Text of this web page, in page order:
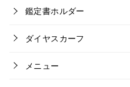
鑑定書ホルダー
ダイヤスカーフ
メニュー